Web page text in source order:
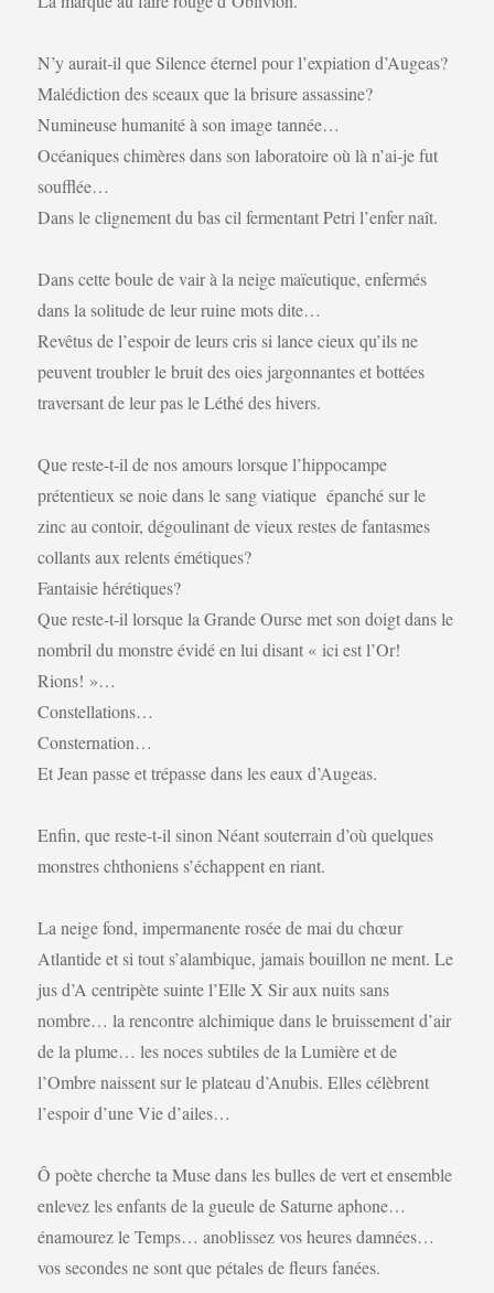
N’y aurait-il que Silence éternel pour l’expiation d’Augeas?
Malédiction des sceaux que la brisure assassine?
Numineuse humanité à son image tannée…
Océaniques chimères dans son laboratoire où là n’ai-je fut
soufflée…
Dans le clignement du bas cil fermentant Petri l’enfer naît.
Dans cette boule de vair à la neige maïeutique, enfermés
dans la solitude de leur ruine mots dite…
Revêtus de l’espoir de leurs cris si lance cieux qu’ils ne
peuvent troubler le bruit des oies jargonnantes et bottées
traversant de leur pas le Léthé des hivers.
Que reste-t-il de nos amours lorsque l’hippocampe
prétentieux se noie dans le sang viatique épanché sur le
zinc au contoir, dégoulinant de vieux restes de fantasmes
collants aux relents émétiques?
Fantaisie hérétiques?
Que reste-t-il lorsque la Grande Ourse met son doigt dans le
nombril du monstre évidé en lui disant « ici est l’Or!
Rions! »…
Constellations…
Consternation…
Et Jean passe et trépasse dans les eaux d’Augeas.
Enfin, que reste-t-il sinon Néant souterrain d’où quelques
monstres chthoniens s’échappent en riant.
La neige fond, impermanente rosée de mai du chœur
Atlantide et si tout s’alambique, jamais bouillon ne ment. Le
jus d’A centripète suinte l’Elle X Sir aux nuits sans
nombre… la rencontre alchimique dans le bruissement d’air
de la plume… les noces subtiles de la Lumière et de
l’Ombre naissent sur le plateau d’Anubis. Elles célèbrent
l’espoir d’une Vie d’ailes…
Ô poète cherche ta Muse dans les bulles de vert et ensemble
enlevez les enfants de la gueule de Saturne aphone…
énamourez le Temps… anoblissez vos heures damnées…
vos secondes ne sont que pétales de fleurs fanées.